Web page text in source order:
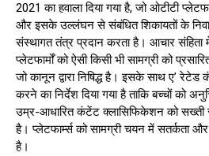
2021 का हवाला दिया गया है, जो ओटीटी
और इसके उल्लंघन से संबंधित शिकायतों के
संस्थागत तंत्र प्रदान करता है। आचार संहिता
प्लेटफार्मों को ऐसी किसी भी सामग्री को
जो कानून द्वारा निषिद्ध है। इसके साथ ए’
करने का निर्देश दिया गया है ताकि बच्चों को
उम्र-आधारित कंटेंट क्लासिफिकेशन को सख्ती
है। प्लेटफार्म्स को सामग्री चयन में सतर्कता
है।